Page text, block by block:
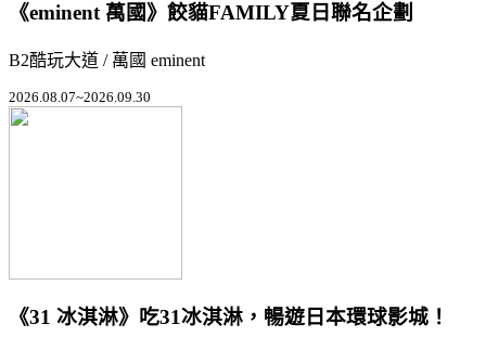
《eminent 萬國》餃貓FAMILY夏日聯名企劃
B2酷玩大道 / 萬國 eminent
2026.08.07~2026.09.30
《31 冰淇淋》吃31冰淇淋，暢遊日本環球影城！